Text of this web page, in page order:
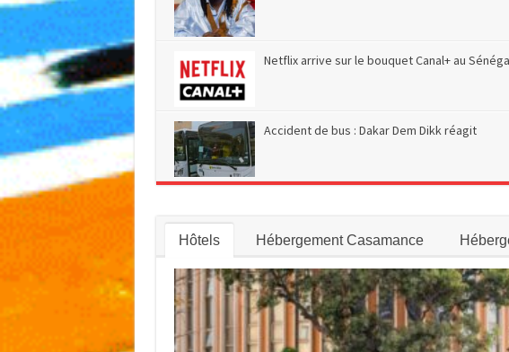
Netflix arrive sur le bouquet Canal+ au
Accident de bus : Dakar Dem Dikk réagit
Hôtels Hébergement Casamance